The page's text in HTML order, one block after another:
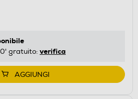
gratuito: verifica
AGGIUNGI